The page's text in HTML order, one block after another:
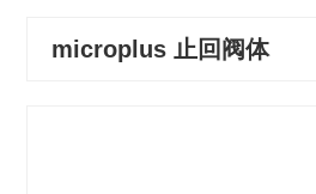
microplus 止回阀体